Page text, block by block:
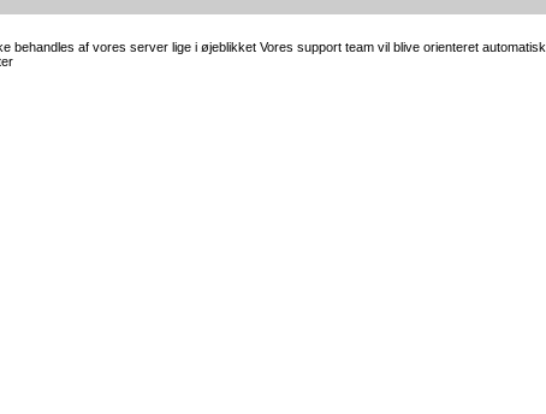
behandles af vores server lige i øjeblikket Vores support team vil blive orienteret automatisk